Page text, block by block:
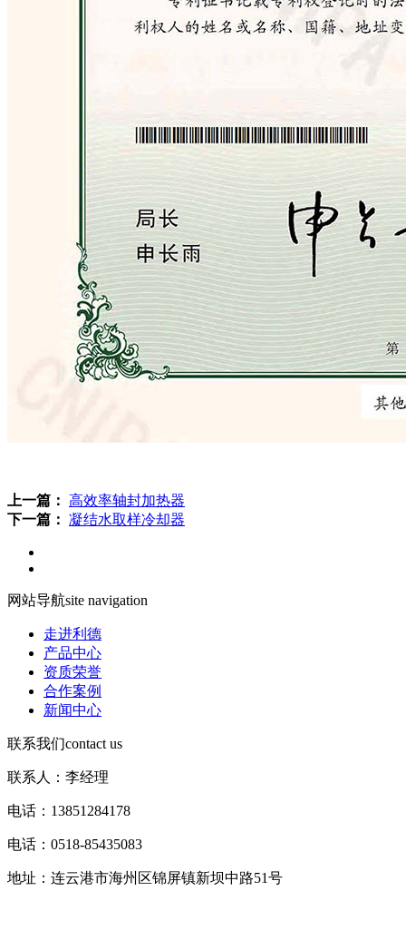
上一篇： 高效率轴封加热器
下一篇： 凝结水取样冷却器
网站导航site navigation
走进利德
产品中心
资质荣誉
合作案例
新闻中心
联系我们contact us
联系人：李经理
电话：13851284178
电话：0518-85435083
地址：连云港市海州区锦屏镇新坝中路51号